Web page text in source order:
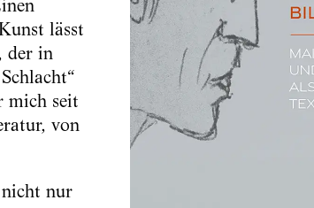
lässt
der in
mich seit
von
nur